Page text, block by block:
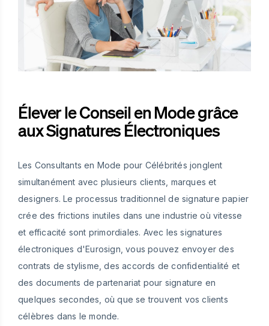
Élever le Conseil en Mode grâce
aux Signatures Électroniques
Les Consultants en Mode pour Célébrités jonglent
simultanément avec plusieurs clients, marques et
designers. Le processus traditionnel de signature papier
crée des frictions inutiles dans une industrie où vitesse
et efficacité sont primordiales. Avec les signatures
électroniques d'Eurosign, vous pouvez envoyer des
contrats de stylisme, des accords de confidentialité et
des documents de partenariat pour signature en
quelques secondes, où que se trouvent vos clients
célèbres dans le monde.